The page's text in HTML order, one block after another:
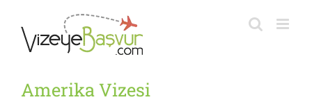
content
Amerika Vizesi